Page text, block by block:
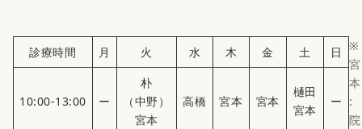
診療時間 月 火 水 木 金 土 日
10:00-13:00 ー
朴
（中野）
宮本
高橋 宮本 宮本
樋田
宮本
ー
※
宮
本
:
院